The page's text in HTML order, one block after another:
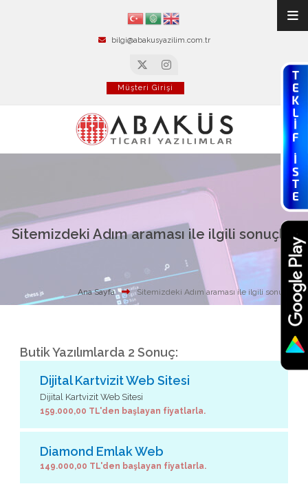
bilgi@abakusyazilim.com.tr
Müşteri Girişi
Sitemizdeki Adım araması ile ilgili sonuçlar
Ana Sayfa Sitemizdeki Adım araması ile ilgili sonuçlar
Butik Yazılımlarda 2 Sonuç:
Dijital Kartvizit Web Sitesi
Dijital Kartvizit Web Sitesi
159.000,00 TL'den başlayan fiyatlarla.
Diamond Emlak Web
149.000,00 TL'den başlayan fiyatlarla.